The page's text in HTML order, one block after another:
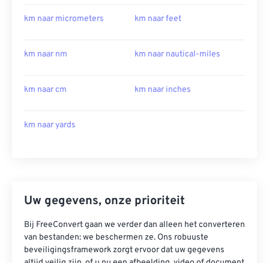
km naar micrometers km naar feet
km naar nm km naar nautical-miles
km naar cm km naar inches
km naar yards
Uw gegevens, onze prioriteit
Bij FreeConvert gaan we verder dan alleen het converteren
van bestanden: we beschermen ze. Ons robuuste
beveiligingsframework zorgt ervoor dat uw gegevens